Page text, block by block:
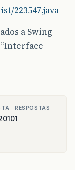
223547.java
a Swing
RESPOSTAS
1